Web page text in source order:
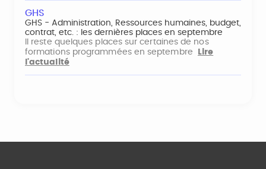
GHS
GHS - Administration, Ressources humaines, budget,
contrat, etc. : les dernières places en septembre
Il reste quelques places sur certaines de nos
formations programmées en septembre
Lire
l'actualité